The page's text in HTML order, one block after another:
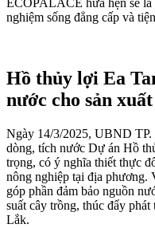
ECOPALACE hứa hẹn sẽ là
nghiệm sống đẳng cấp và
Hồ thủy lợi Ea
nước cho sản
Ngày 14/3/2025, UBND TP.
dòng, tích nước Dự án Hồ
trọng, có ý nghĩa thiết thực
nông nghiệp tại địa phương.
góp phần đảm bảo nguồn
suất cây trồng, thúc đẩy
Lắk.